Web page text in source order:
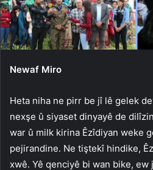
Newaf Miro
Heta niha ne pirr be jî lê gelek
nexşe û siyaset dinyayê de
war û milk kirina Êzîdiyan weke
pejirandine. Ne tiştekî hindike,
xwê. Yê qenciyê bi wan bike,